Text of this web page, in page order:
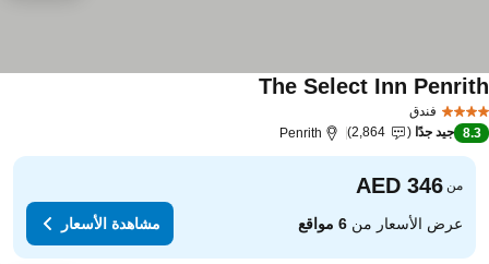
فندق
The Select Innمشاهدة الأسعار
8.3 جيد جدًا 2,864
Penrith
من
عرض الأسعار من6 مواقع مشاهدة الأسعار